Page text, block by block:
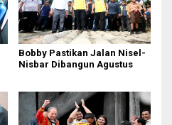
Bobby Pastikan Jalan Nisel-
Nisbar Dibangun Agustus